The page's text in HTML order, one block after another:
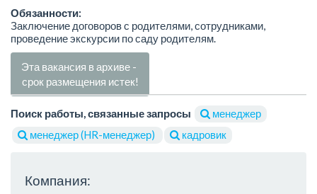
Обязанности:
Заключение договоров с родителями, сотрудниками,
проведение экскурсии по саду родителям.
Эта вакансия в архиве -
срок размещения истек!
Поиск работы, связанные запросы
менеджер
менеджер (HR-менеджер)
кадровик
Компания: